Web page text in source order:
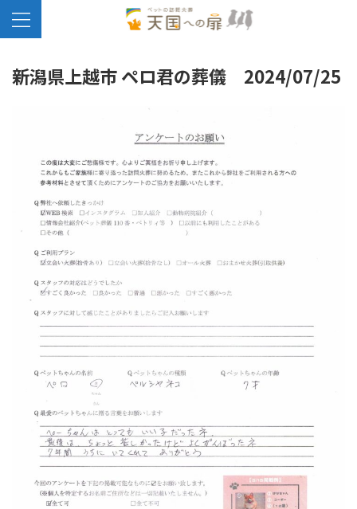
新潟県上越市 ペロ君の葬儀 2024/07/25